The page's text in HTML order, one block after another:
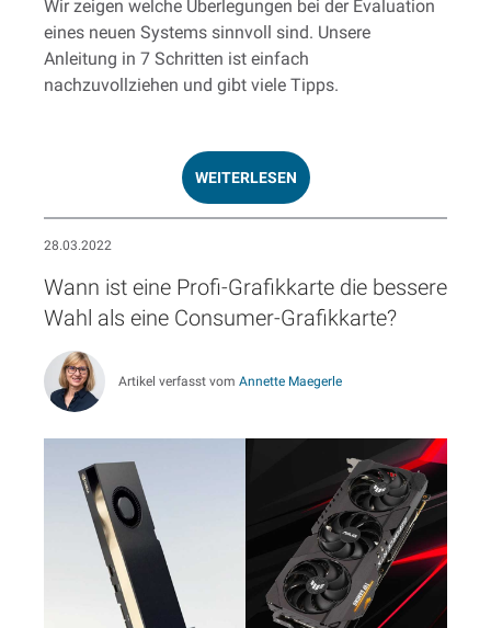
Wir zeigen welche Überlegungen bei der Evaluation
eines neuen Systems sinnvoll sind. Unsere
Anleitung in 7 Schritten ist einfach
nachzuvollziehen und gibt viele Tipps.
WEITERLESEN
28.03.2022
Wann ist eine Profi-Grafikkarte die bessere
Wahl als eine Consumer-Grafikkarte?
Artikel verfasst vom Annette Maegerle